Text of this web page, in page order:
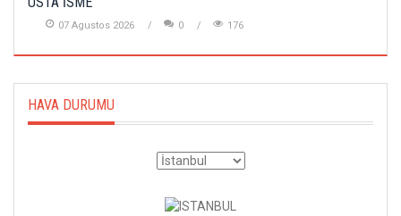
07 Agustos 2026 0 176
HAVA DURUMU